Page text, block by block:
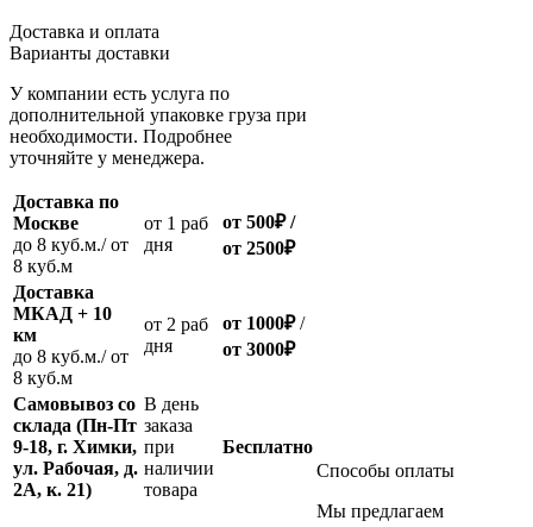
Доставка и оплата
Варианты доставки
У компании есть услуга по
дополнительной упаковке груза при
необходимости. Подробнее
уточняйте у менеджера.
Доставка по
Москве
до 8 куб.м./ от
8 куб.м
oт 1 раб
дня
от 500₽/
от 2500₽
Доставка
МКАД + 10
км
до 8 куб.м./ от
8 куб.м
oт 2 раб
дня
от 1000₽/
от 3000₽
Самовывоз со
склада (Пн-Пт
9-18, г. Химки,
ул. Рабочая, д.
2А, к. 21)
В день
заказа
при
наличии
товара
Бесплатно
Способы оплаты
Мы предлагаем